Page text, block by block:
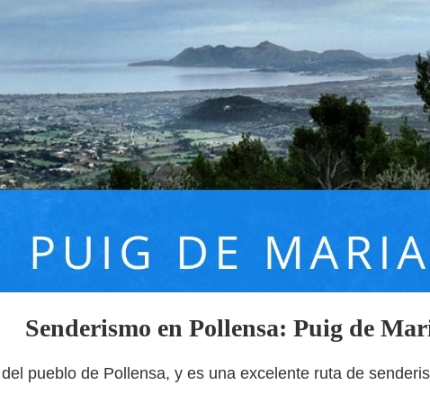
Senderismo en Pollensa: Puig de
pueblo de Pollensa, y es una excelente ruta de